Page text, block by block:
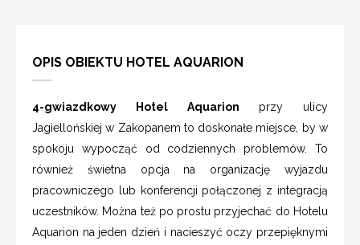
OPIS OBIEKTU HOTEL AQUARION
4-gwiazdkowy Hotel Aquarion przy ulicy
Jagiellońskiej w Zakopanem to doskonałe miejsce, by w
spokoju wypocząć od codziennych problemów. To
również świetna opcja na organizację wyjazdu
pracowniczego lub konferencji połączonej z integracją
uczestników. Można też po prostu przyjechać do Hotelu
Aquarion na jeden dzień i nacieszyć oczy przepięknymi